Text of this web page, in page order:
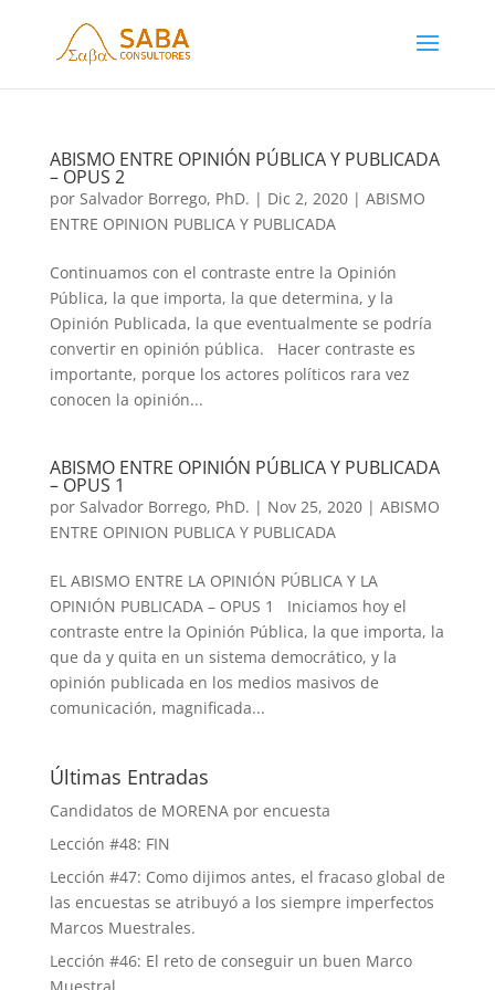
ABISMO ENTRE OPINIÓN PÚBLICA Y PUBLICADA
– OPUS 2
por Salvador Borrego, PhD. | Dic 2, 2020| ABISMO
ENTRE OPINION PUBLICA Y PUBLICADA
Continuamos con el contraste entre la Opinión
Pública, la que importa, la que determina, y la
Opinión Publicada, la que eventualmente se podría
convertir en opinión pública. Hacer contraste es
importante, porque los actores políticos rara vez
conocen la opinión...
ABISMO ENTRE OPINIÓN PÚBLICA Y PUBLICADA
– OPUS 1
por Salvador Borrego, PhD. | Nov 25, 2020| ABISMO
ENTRE OPINION PUBLICA Y PUBLICADA
EL ABISMO ENTRE LA OPINIÓN PÚBLICA Y LA
OPINIÓN PUBLICADA – OPUS 1 Iniciamos hoy el
contraste entre la Opinión Pública, la que importa, la
que da y quita en un sistema democrático, y la
opinión publicada en los medios masivos de
comunicación, magnificada...
Últimas Entradas
Candidatos de MORENA por encuesta
Lección #48: FIN
Lección #47: Como dijimos antes, el fracaso global de
las encuestas se atribuyó a los siempre imperfectos
Marcos Muestrales.
Lección #46: El reto de conseguir un buen Marco